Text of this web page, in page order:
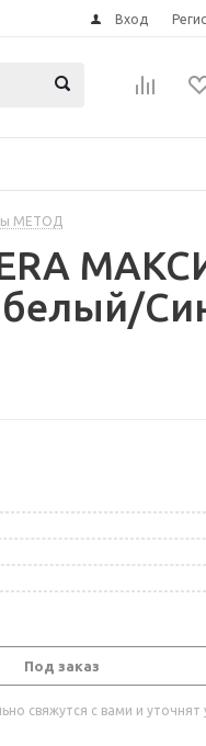
Вход
МЕТОД
Под заказ
свяжутся с вами и уточнят